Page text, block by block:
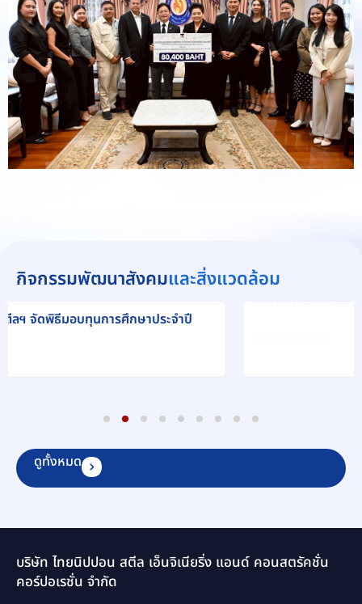
กิจกรรมพัฒนาสังคมและสิ่งแวดล้อม
ำปี
ยั่งยืนภายใต้แนวคิด “1 แผนก 1 ต้น”
3 4 5 6 7 8 9
ดูทั้งหมด
บริษัท ไทยนิปปอน สตีล เอ็นจิเนียริ่ง แอนด์ คอนสตรัคชั่น
คอร์ปอเรชั่น จำกัด